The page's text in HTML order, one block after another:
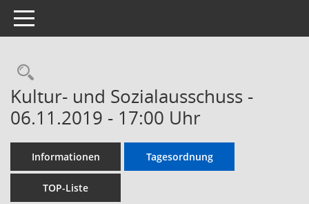
Toggle navigation
Kultur- und Sozialausschuss -
06.11.2019 - 17:00 Uhr
Informationen Tagesordnung
TOP-Liste